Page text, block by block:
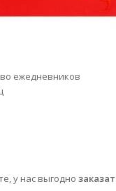
ежедневников
у нас выгодно